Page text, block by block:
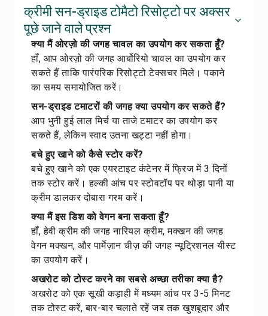
क्रीमी सन-ड्राइड टोमैटो रिसोट्टो पर अक्सर
पूछे जाने वाले प्रश्न
क्या मैं ओरज़ो की जगह चावल का उपयोग कर सकता हूँ?
हाँ, आप ओरज़ो की जगह आर्बोरियो चावल का उपयोग कर
सकते हैं ताकि पारंपरिक रिसोट्टो टेक्सचर मिले। पकाने
का समय समायोजित करें।
सन-ड्राइड टमाटरों की जगह क्या उपयोग कर सकते हैं?
आप भुनी हुई लाल मिर्च या ताजे टमाटर का उपयोग कर
सकते हैं, लेकिन स्वाद उतना खट्टा नहीं होगा।
बचे हुए खाने को कैसे स्टोर करें?
बचे हुए खाने को एक एयरटाइट कंटेनर में फ्रिज में 3 दिनों
तक स्टोर करें। हल्की आंच पर स्टोवटॉप पर थोड़ा पानी या
क्रीम डालकर दोबारा गरम करें।
क्या मैं इस डिश को वेगन बना सकता हूँ?
हाँ, हेवी क्रीम की जगह नारियल क्रीम, मक्खन की जगह
वेगन मक्खन, और पार्मेज़ान चीज़ की जगह न्यूट्रिशनल यीस्ट
का उपयोग करें।
अखरोट को टोस्ट करने का सबसे अच्छा तरीका क्या है?
अखरोट को एक सूखी कड़ाही में मध्यम आंच पर 3-5 मिनट
तक टोस्ट करें, बार-बार चलाते रहें जब तक खुशबूदार और